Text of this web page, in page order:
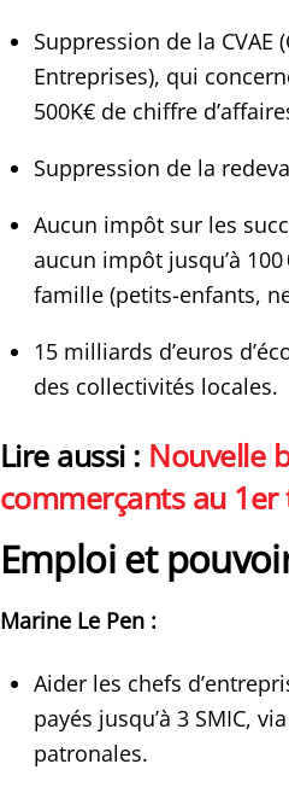
Suppression de la
Entreprises), qui
500K€ de chiffre
Suppression de la
Aucun impôt sur les
aucun impôt jusqu’à
famille (petits-enfants,
15 milliards d’euros
des collectivités locales.
Lire aussi : Nouvelle
commerçants au
Emploi et
Marine Le Pen :
Aider les chefs
payés jusqu’à 3 SMIC,
patronales.